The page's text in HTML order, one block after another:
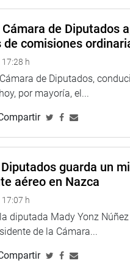
se reunió con el
la falta de seguridad
de la cartera del Interior,
en la provincia de
suboficiales de la policía
en las instituciones
Sergio Vilchez Neira,
de Diputados
comisiones
h
de Diputados,
por mayoría, el...
guarda un
aéreo en Nazca
h
diputada Mady Yonz
de la Cámara...